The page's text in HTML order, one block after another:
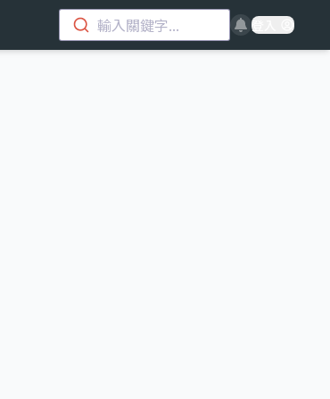
輸入關鍵字... 登入